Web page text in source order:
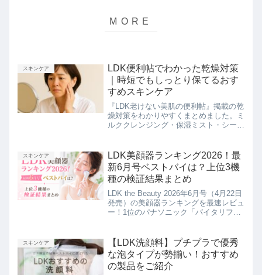
スキンケア
LDK便利帖でわかった乾燥対策
｜時短でもしっとり保てるおす
すめスキンケア
『LDK老けない美肌の便利帖』掲載の乾
燥対策をわかりやすくまとめました。ミ
ルククレンジング・保湿ミスト・シート
スキンケア
LDK美顔器ランキング2026！最
新6月号ベストバイは？上位3機
種の検証結果まとめ
LDK the Beauty 2026年6月号（4月22日
発売）の美顔器ランキングを最速レビュ
ー！1位のパナソニック「バイタリフト
中みな実さん愛用モデルの最新情報や、
リアルな口コミも紹介します。
スキンケア
【LDK洗顔料】プチプラで優秀
な泡タイプが勢揃い！おすすめ
の製品をご紹介